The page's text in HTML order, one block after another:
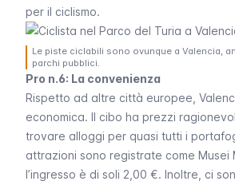
per il ciclismo.
Le piste ciclabili sono ovunque a Valencia,
parchi pubblici.
Pro n.6: La convenienza
Rispetto ad altre città europee,
economica. Il cibo ha prezzi
trovare alloggi per quasi tutti i
attrazioni sono registrate come Musei
l’ingresso è di soli 2,00 €. Inoltre, ci